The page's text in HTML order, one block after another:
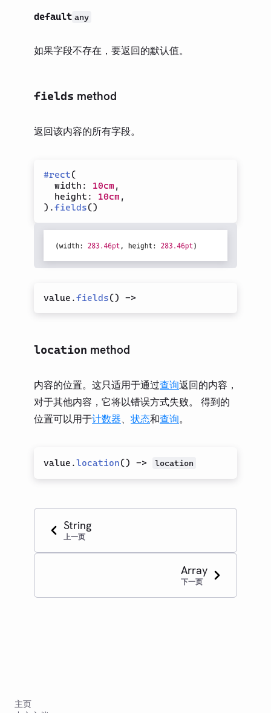
default any
如果字段不存在，要返回的默认值。
fields method
返回该内容的所有字段。
#rect(
  width
: 10cm ,
  height
: 10cm ,
) .fields()
value.fields() ->
location method
内容的位置。这只适用于通过查询返回的内容，
对于其他内容，它将以错误方式失败。 得到的
位置可以用于计数器、 状态和查询。
value.location() -> location
String
上一页
Array
下一页
主页